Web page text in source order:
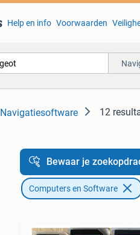
Help en info Voorwaarden
Navigatiesoftware 12
Bewaar je
Computers en Software